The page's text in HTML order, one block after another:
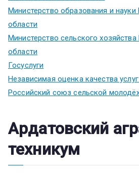
Министерство образования и
области
Министерство сельского
области
Госуслуги
Независимая оценка качества
Российский союз сельской
Ардатовский
техникум